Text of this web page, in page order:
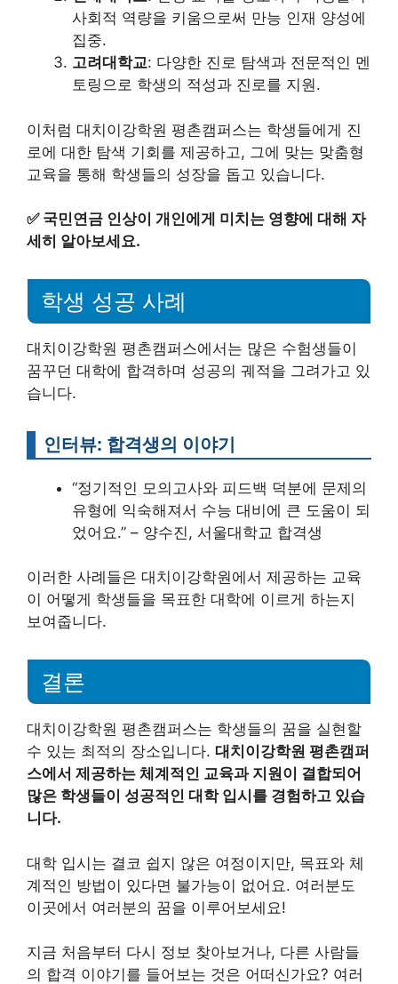
사회적 역량을 키움으로써 만능 인재 양성에
집중.
고려대학교: 다양한 진로 탐색과 전문적인 멘
토링으로 학생의 적성과 진로를 지원.
이처럼 대치이강학원 평촌캠퍼스는 학생들에게 진
로에 대한 탐색 기회를 제공하고, 그에 맞는 맞춤형
교육을 통해 학생들의 성장을 돕고 있습니다.
✅ 국민연금 인상이 개인에게 미치는 영향에 대해 자
세히 알아보세요.
학생 성공 사례
대치이강학원 평촌캠퍼스에서는 많은 수험생들이
꿈꾸던 대학에 합격하며 성공의 궤적을 그려가고 있
습니다.
인터뷰: 합격생의 이야기
“정기적인 모의고사와 피드백 덕분에 문제의
유형에 익숙해져서 수능 대비에 큰 도움이 되
었어요.” – 양수진, 서울대학교 합격생
이러한 사례들은 대치이강학원에서 제공하는 교육
이 어떻게 학생들을 목표한 대학에 이르게 하는지
보여줍니다.
결론
대치이강학원 평촌캠퍼스는 학생들의 꿈을 실현할
수 있는 최적의 장소입니다. 대치이강학원 평촌캠퍼
스에서 제공하는 체계적인 교육과 지원이 결합되어
많은 학생들이 성공적인 대학 입시를 경험하고 있습
니다.
대학 입시는 결코 쉽지 않은 여정이지만, 목표와 체
계적인 방법이 있다면 불가능이 없어요. 여러분도
이곳에서 여러분의 꿈을 이루어보세요!
지금 처음부터 다시 정보 찾아보거나, 다른 사람들
의 합격 이야기를 들어보는 것은 어떠신가요? 여러